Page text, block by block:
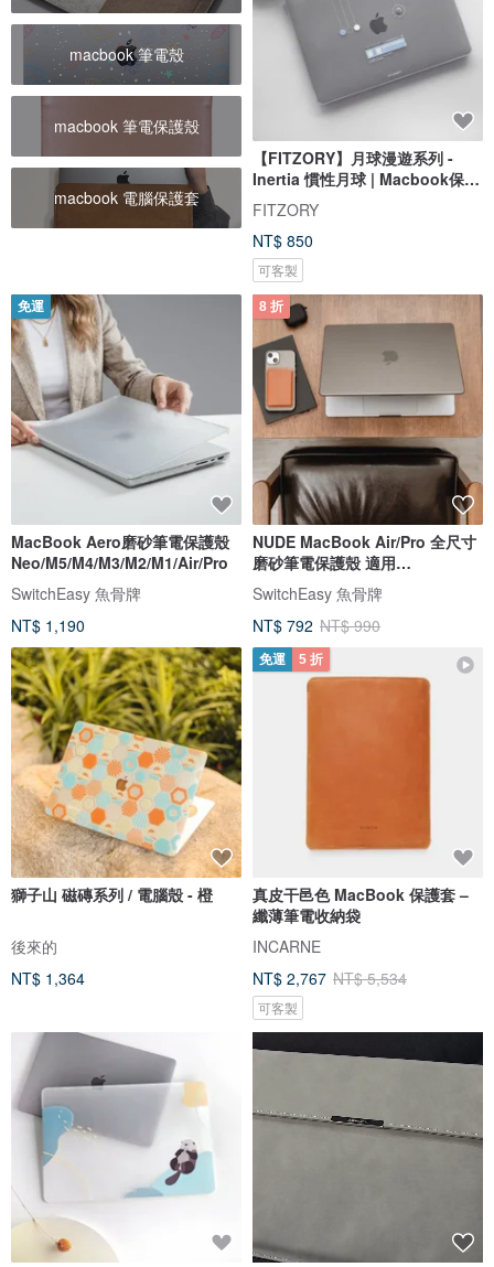
macbook 筆電殼
macbook 筆電保護殼
macbook 電腦保護套
【FITZORY】月球漫遊系列 -
Inertia 慣性月球 | Macbook保護
殼
FITZORY
NT$ 850
可客製
免運
MacBook Aero磨砂筆電保護殼
Neo/M5/M4/M3/M2/M1/Air/Pro
SwitchEasy 魚骨牌
NT$ 1,190
8 折
NUDE MacBook Air/Pro 全尺寸
磨砂筆電保護殼 適用
M1/M2/M3/M4
SwitchEasy 魚骨牌
NT$ 792 NT$ 990
獅子山 磁磚系列 / 電腦殼 - 橙
後來的
NT$ 1,364
免運 5 折
真皮干邑色 MacBook 保護套 –
纖薄筆電收納袋
INCARNE
NT$ 2,767 NT$ 5,534
可客製